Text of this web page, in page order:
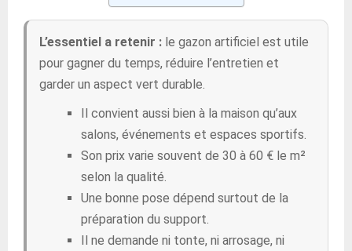
L’essentiel a retenir : le gazon artificiel est utile
pour gagner du temps, réduire l’entretien et
garder un aspect vert durable.
Il convient aussi bien à la maison qu’aux
salons, événements et espaces sportifs.
Son prix varie souvent de 30 à 60 € le m²
selon la qualité.
Une bonne pose dépend surtout de la
préparation du support.
Il ne demande ni tonte, ni arrosage, ni